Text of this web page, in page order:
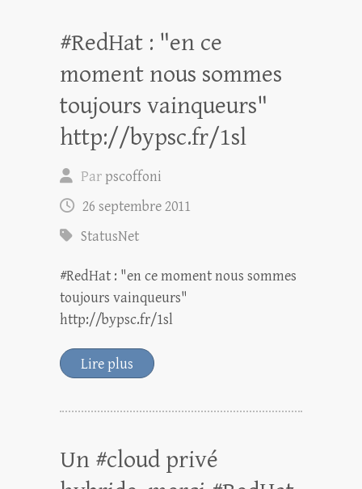
#RedHat : "en ce
moment nous sommes
toujours vainqueurs"
http://bypsc.fr/1sl
Par pscoffoni
26 septembre 2011
StatusNet
#RedHat : "en ce moment nous sommes
toujours vainqueurs"
http://bypsc.fr/1sl
Lire plus
Un #cloud privé